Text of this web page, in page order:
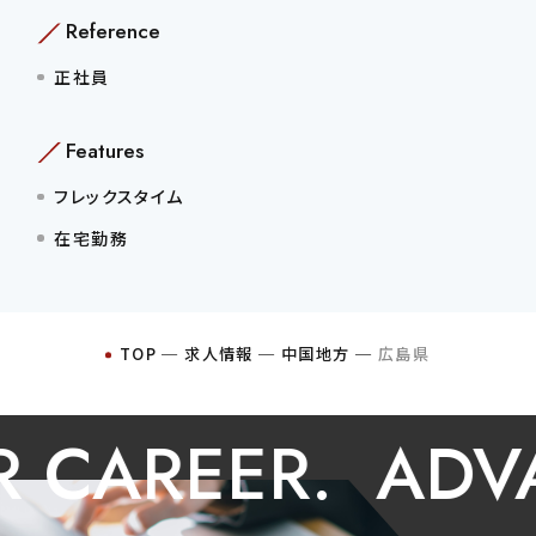
Reference
正社員
Features
フレックスタイム
在宅勤務
TOP ─求人情報 ─ 中国地方 ─ 広島県